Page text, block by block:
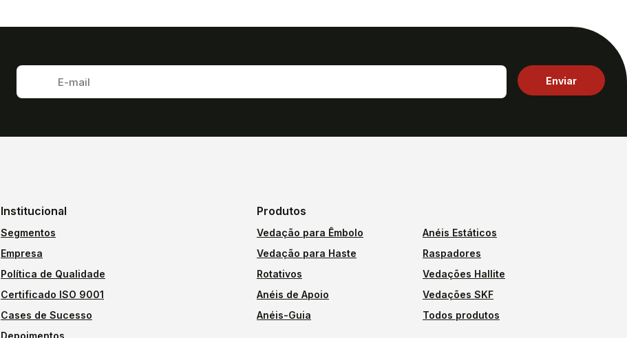
Institucional
Segmentos
Empresa
Política de Qualidade
Certificado ISO 9001
Cases de Sucesso
Depoimentos
Produtos
Vedação para Êmbolo
Vedação para Haste
Rotativos
Anéis de Apoio
Anéis-Guia
Anéis Estáticos
Raspadores
Vedações Hallite
Vedações SKF
Todos produtos